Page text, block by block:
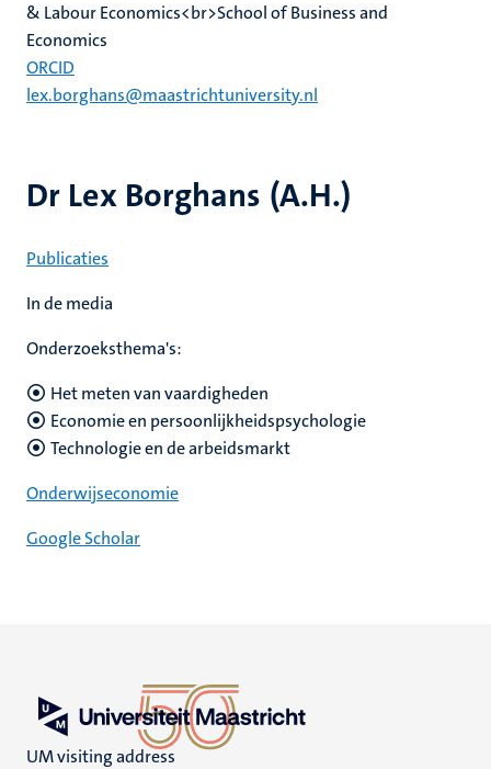
Dr Lex Borghans (A.H.)
Publicaties
In de media
Onderzoeksthema's:
Het meten van vaardigheden
Economie en persoonlijkheidspsychologie
Technologie en de arbeidsmarkt
Onderwijseconomie
Google Scholar
& Labour Economics<br>School of Business and
Economics
ORCID
lex.borghans@maastrichtuniversity.nl
UM visiting address